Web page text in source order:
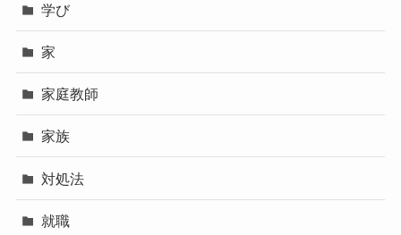
学び
家
家庭教師
家族
対処法
就職